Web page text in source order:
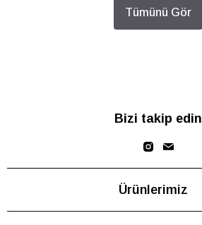
Tümünü Gör
Bizi takip edin
Ürünlerimiz